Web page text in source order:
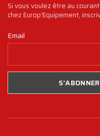
Si vous voulez être au
chez Europ'Equipement,
Email